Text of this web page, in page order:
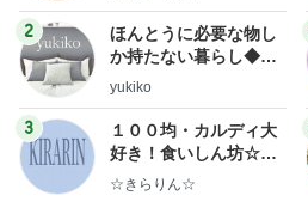
2
ほんとうに必要な物し
か持たない暮らし◆Ke
ep Life Simple◆〜イ
yukiko
3
１００均・カルディ大
好き！食いしん坊☆き
らりん☆のブログ
☆きらりん☆